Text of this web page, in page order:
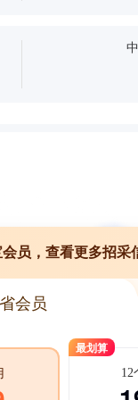
员，查看更多招采
会员
最划算
12